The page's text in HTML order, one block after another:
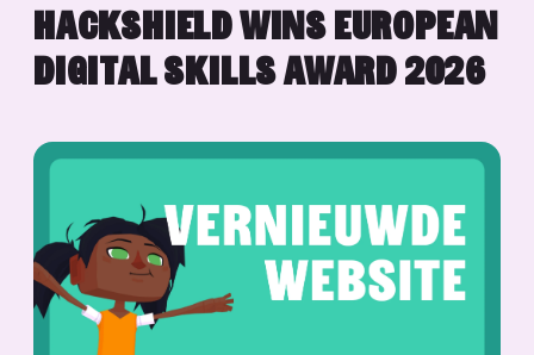
HACKSHIELD WINS EUROPEAN
DIGITAL SKILLS AWARD 2026